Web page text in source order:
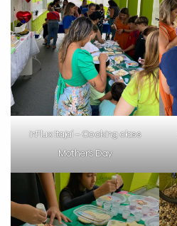
inFlux Itajaí – Cooking class
Mother’s Day